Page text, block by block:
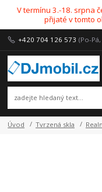
V termínu 3.-18. srpna
přijaté v tomto
+420 704 126 573 (Po-
Úvod Tvrzená skla